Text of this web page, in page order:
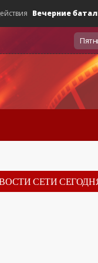
Вечерние баталии
Вечерние
СЕТИ